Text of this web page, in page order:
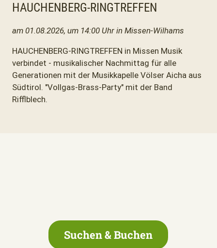
HAUCHENBERG-RINGTREFFEN
am 01.08.2026, um 14:00 Uhr in Missen-Wilhams
HAUCHENBERG-RINGTREFFEN in Missen Musik
verbindet - musikalischer Nachmittag für alle
Generationen mit der Musikkapelle Völser Aicha aus
Südtirol. "Vollgas-Brass-Party" mit der Band
Rifflblech.
Suchen & Buchen